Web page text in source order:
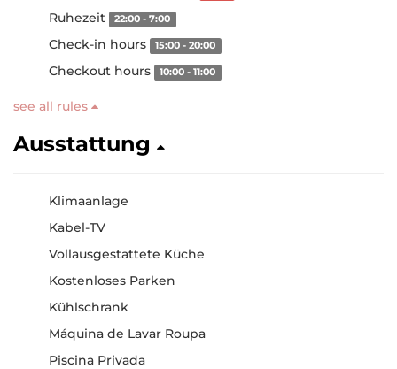
Ruhezeit 22:00 - 7:00
Check-in hours 15:00 - 20:00
Checkout hours 10:00 - 11:00
see all rules
Ausstattung
Klimaanlage
Kabel-TV
Vollausgestattete Küche
Kostenloses Parken
Kühlschrank
Máquina de Lavar Roupa
Piscina Privada